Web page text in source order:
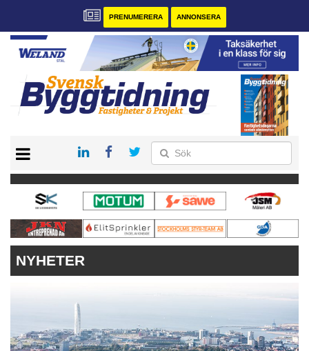
PRENUMERERA ANNONSERA
PRENUMERERA
VÅRA ANDRA MAGASIN
ANNONSERA
KONTAKT
NYHETER